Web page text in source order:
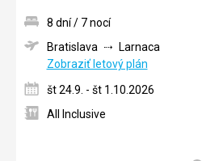
8 dní / 7 nocí
Bratislava
Larnaca
Zobraziť letový plán
št 24.9. - št 1.10.2026
All Inclusive